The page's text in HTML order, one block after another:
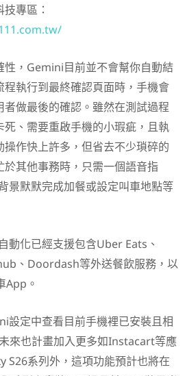
專區：
性，Gemini目前並不會幫你自動結
程執行到最終確認頁面時，手機會
者做最後的確認。雖然在測試過程
死、需要重啟手機的小瑕疵，且執
作快上許多，但省去不少瑣碎的
於其他事務時，只需一個語音指
景默默完成加餐或設定叫車地點等
動化已經支援包含Uber Eats、
、Doordash等外送餐飲服務，以
App。
設定中查看目前手機裡已安裝且相
來也計畫加入更多如Instacart等應
S26系列外，這項功能預計也將在